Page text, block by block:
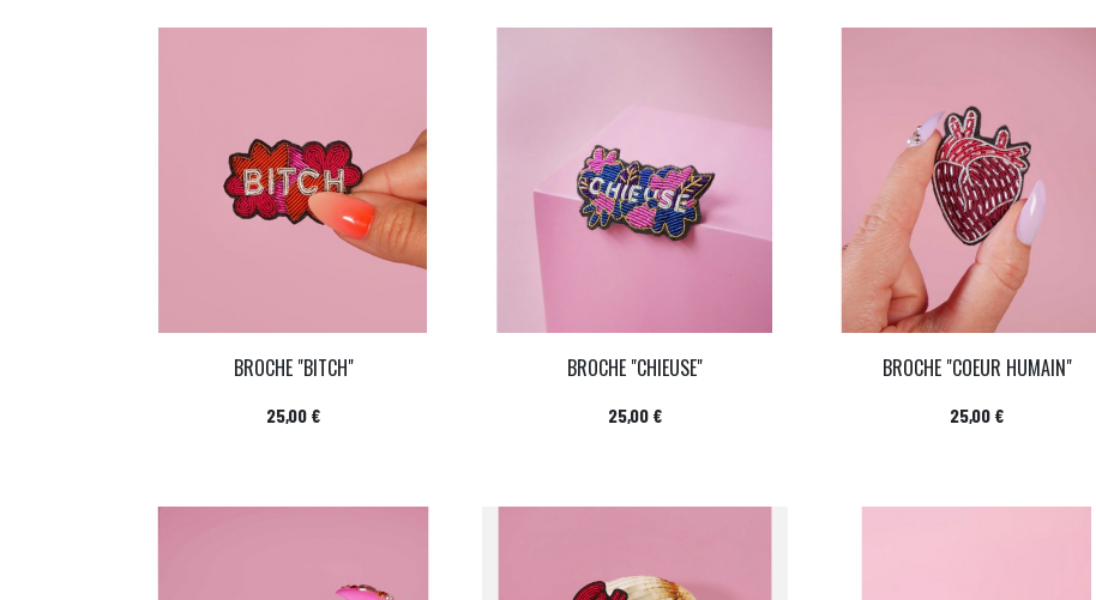
BROCHE "BITCH"
Prix
25,00 €
BROCHE "CHIEUSE"
Prix
25,00 €
BROCHE "COEUR HUMAIN"
Prix
25,00 €